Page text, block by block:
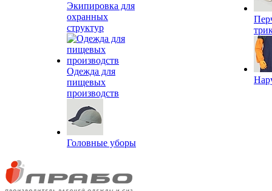
Экипировка для
охранных
структур
Одежда для
пищевых
производств
Головные уборы